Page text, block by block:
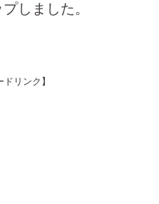
しました。
ドリンク】